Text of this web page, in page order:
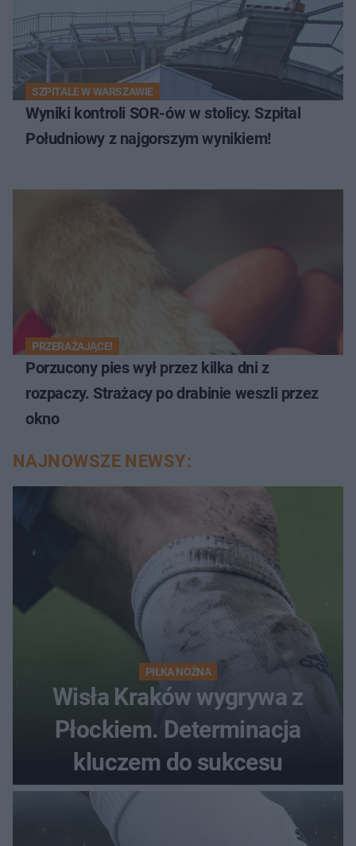
SZPITALE W WARSZAWIE
Wyniki kontroli SOR-ów w stolicy. Szpital
Południowy z najgorszym wynikiem!
PRZERAŻAJĄCE!
Porzucony pies wył przez kilka dni z
rozpaczy. Strażacy po drabinie weszli przez
okno
NAJNOWSZE NEWSY:
PIŁKA NOŻNA
Wisła Kraków wygrywa z
Płockiem. Determinacja
kluczem do sukcesu